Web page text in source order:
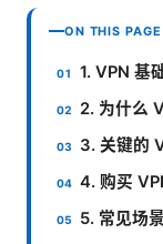
ON THIS PAGE
1. VPN 基
2. 为什么
3. 关键的
4. 购买
5. 常见场